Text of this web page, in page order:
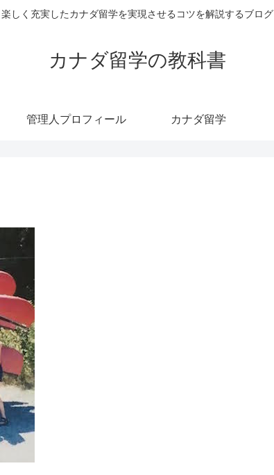
楽しく充実したカナダ留学を実現させるコツを解説するブログ
カナダ留学の教科書
管理人プロフィール カナダ留学